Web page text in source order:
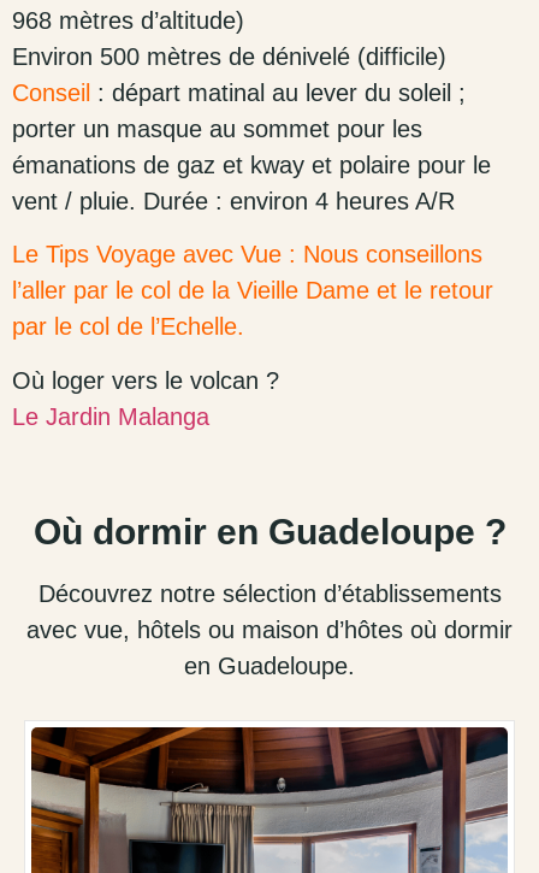
968 mètres d’altitude)
Environ 500 mètres de dénivelé (difficile)
Conseil : départ matinal au lever du soleil ;
porter un masque au sommet pour les
émanations de gaz et kway et polaire pour le
vent / pluie. Durée : environ 4 heures A/R
Le Tips Voyage avec Vue : Nous conseillons
l’aller par le col de la Vieille Dame et le retour
par le col de l’Echelle.
Où loger vers le volcan ?
Le Jardin Malanga
Où dormir en Guadeloupe ?
Découvrez notre sélection d’établissements
avec vue, hôtels ou maison d’hôtes où dormir
en Guadeloupe.